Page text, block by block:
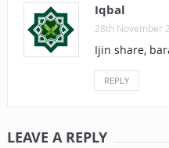
Iqbal
28th November
Ijin share,
REPLY
LEAVE A REPLY